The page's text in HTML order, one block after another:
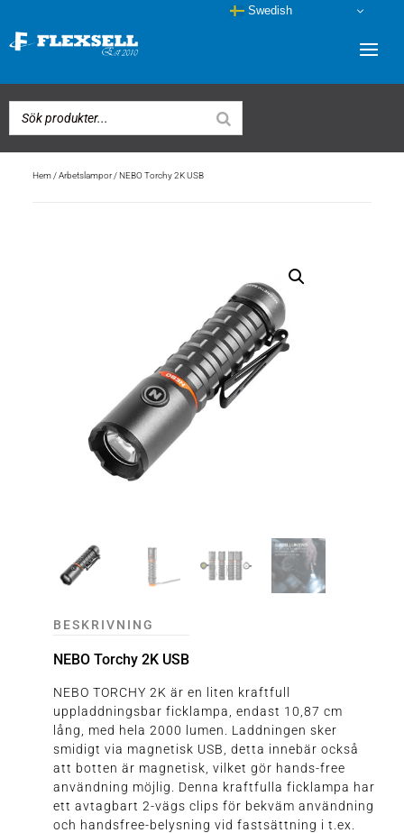
Hem/Arbetslampor/ NEBO Torchy 2K USB
BESKRIVNING
NEBO Torchy 2K USB
NEBO TORCHY 2K är en liten kraftfull
uppladdningsbar ficklampa, endast 10,87 cm
lång, med hela 2000 lumen. Laddningen sker
smidigt via magnetisk USB, detta innebär också
att botten är magnetisk, vilket gör hands-free
användning möjlig. Denna kraftfulla ficklampa har
ett avtagbart 2-vägs clips för bekväm användning
och handsfree-belysning vid fastsättning i t.ex.
Swedish